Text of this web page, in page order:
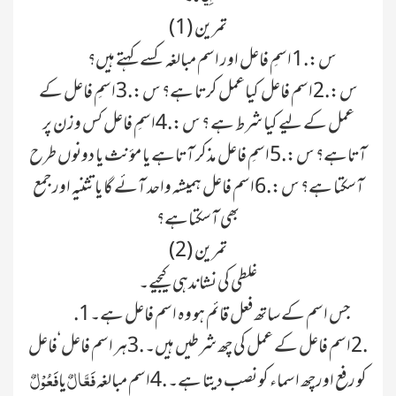
تمرین (1)
س:.1اسمِ فاعل اور اسم مبالغہ کسے کہتے ہیں؟
س:.2اسم فاعل کیاعمل کرتا ہے؟ س:.3اسمِ فاعل کے
عمل کے لیے کیا شرط ہے ؟ س:.4اسمِ فاعل کس وزن پر
آتاہے؟ س:.5اسمِ فاعل مذکر آتاہے یا مؤنث یا دونوں طرح
آسکتا ہے؟ س:.6اسم فاعل ہمیشہ واحد آئے گا یا تثنیہ اور جمع
بھی آسکتاہے؟
تمرین (2)
غلطی کی نشاندہی کیجیے۔
.1جس اسم کے ساتھ فعل قائم ہو وہ اسم فاعل ہے۔
.2اسم فاعل کے عمل کی چھ شرطیں ہیں۔ .3ہر اسم فاعل ‘فاعل
کو رفع اورچھ اسماء کو نصب دیتا ہے۔ .4اسم مبالغہ
فَعَّالٌیافَعُوْلٌ